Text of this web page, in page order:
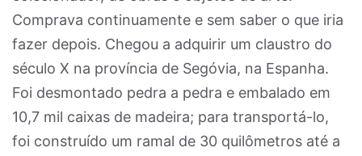
Comprava continuamente e sem saber o que iria
fazer depois. Chegou a adquirir um claustro do
século X na província de Segóvia, na Espanha.
Foi desmontado pedra a pedra e embalado em
10,7 mil caixas de madeira; para transportá-lo,
foi construído um ramal de 30 quilômetros até a